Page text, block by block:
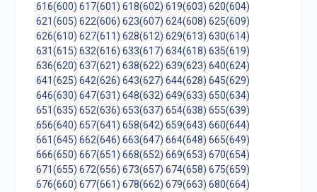
616(600) 617(601) 618(602) 619(603) 620(604)
621(605) 622(606) 623(607) 624(608) 625(609)
626(610) 627(611) 628(612) 629(613) 630(614)
631(615) 632(616) 633(617) 634(618) 635(619)
636(620) 637(621) 638(622) 639(623) 640(624)
641(625) 642(626) 643(627) 644(628) 645(629)
646(630) 647(631) 648(632) 649(633) 650(634)
651(635) 652(636) 653(637) 654(638) 655(639)
656(640) 657(641) 658(642) 659(643) 660(644)
661(645) 662(646) 663(647) 664(648) 665(649)
666(650) 667(651) 668(652) 669(653) 670(654)
671(655) 672(656) 673(657) 674(658) 675(659)
676(660) 677(661) 678(662) 679(663) 680(664)